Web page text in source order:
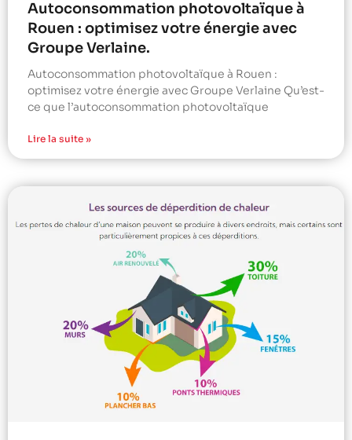
Autoconsommation photovoltaïque à
Rouen : optimisez votre énergie avec
Groupe Verlaine.
Autoconsommation photovoltaïque à Rouen :
optimisez votre énergie avec Groupe Verlaine Qu’est-
ce que l’autoconsommation photovoltaïque
Lire la suite »